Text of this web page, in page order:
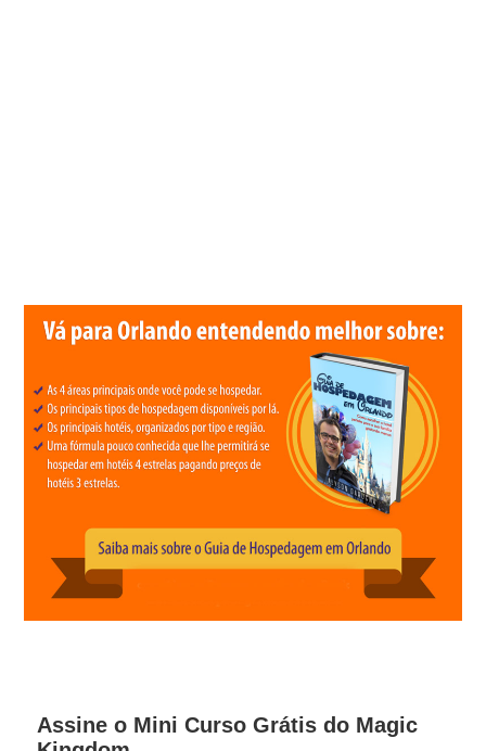
Assine o Mini Curso Grátis do Magic